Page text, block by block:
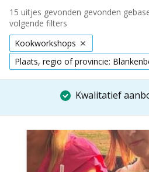
15 uitjes gevonden gevonden
volgende filters
Kookworkshops
Plaats, regio of provincie:
Kwalitatief